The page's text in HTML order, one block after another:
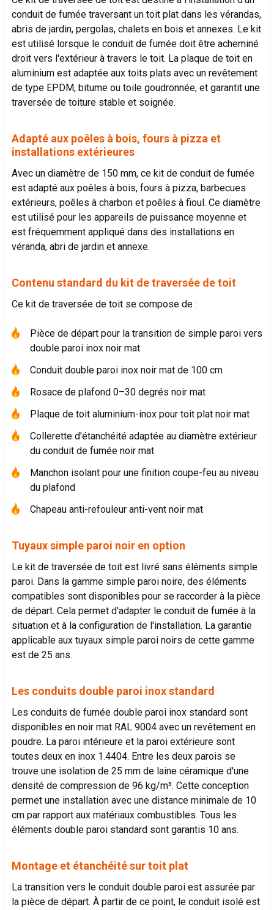
conduit de fumée traversant un toit plat dans les vérandas,
abris de jardin, pergolas, chalets en bois et annexes. Le kit
est utilisé lorsque le conduit de fumée doit être acheminé
droit vers l'extérieur à travers le toit. La plaque de toit en
aluminium est adaptée aux toits plats avec un revêtement
de type EPDM, bitume ou toile goudronnée, et garantit une
traversée de toiture stable et soignée.
Adapté aux poêles à bois, fours à pizza et
installations extérieures
Avec un diamètre de 150 mm, ce kit de conduit de fumée
est adapté aux poêles à bois, fours à pizza, barbecues
extérieurs, poêles à charbon et poêles à fioul. Ce diamètre
est utilisé pour les appareils de puissance moyenne et
est fréquemment appliqué dans des installations en
véranda, abri de jardin et annexe.
Contenu standard du kit de traversée de toit
Ce kit de traversée de toit se compose de :
Pièce de départ pour la transition de simple paroi vers
double paroi inox noir mat
Conduit double paroi inox noir mat de 100 cm
Rosace de plafond 0–30 degrés noir mat
Plaque de toit aluminium-inox pour toit plat noir mat
Collerette d'étanchéité adaptée au diamètre extérieur
du conduit de fumée noir mat
Manchon isolant pour une finition coupe-feu au niveau
du plafond
Chapeau anti-refouleur anti-vent noir mat
Tuyaux simple paroi noir en option
Le kit de traversée de toit est livré sans éléments simple
paroi. Dans la gamme simple paroi noire, des éléments
compatibles sont disponibles pour se raccorder à la pièce
de départ. Cela permet d'adapter le conduit de fumée à la
situation et à la configuration de l'installation. La garantie
applicable aux tuyaux simple paroi noirs de cette gamme
est de 25 ans.
Les conduits double paroi inox standard
Les conduits de fumée double paroi inox standard sont
disponibles en noir mat RAL 9004 avec un revêtement en
poudre. La paroi intérieure et la paroi extérieure sont
toutes deux en inox 1.4404. Entre les deux parois se
trouve une isolation de 25 mm de laine céramique d'une
densité de compression de 96 kg/m³. Cette conception
permet une installation avec une distance minimale de 10
cm par rapport aux matériaux combustibles. Tous les
éléments double paroi standard sont garantis 10 ans.
Montage et étanchéité sur toit plat
La transition vers le conduit double paroi est assurée par
la pièce de départ. À partir de ce point, le conduit isolé est